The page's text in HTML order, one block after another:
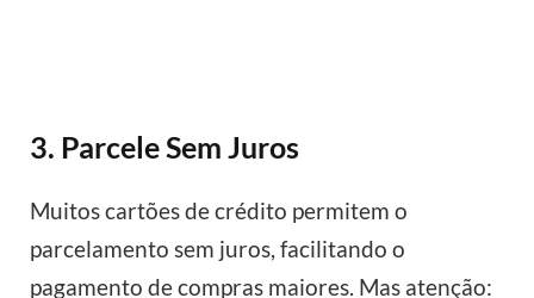
3. Parcele Sem Juros
Muitos cartões de crédito permitem o
parcelamento sem juros, facilitando o
pagamento de compras maiores. Mas atenção: